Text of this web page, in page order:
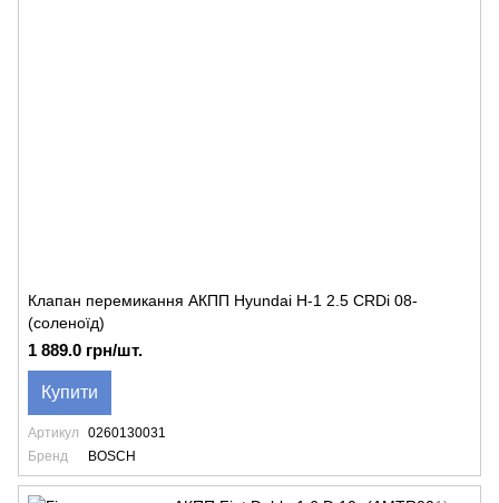
Клапан перемикання АКПП Hyundai H-1 2.5 CRDi 08-
(соленоїд)
1 889.0 грн/шт.
Купити
Артикул
0260130031
Бренд
BOSCH